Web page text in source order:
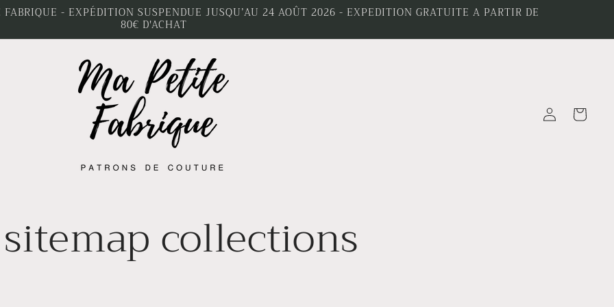
- EXPÉDITION SUSPENDUE JUSQU’AU 24 AOÛT 2026 - EXPEDITION GRATUITE A PARTIR DE
80€ D'ACHAT
Connexion Panier
collections